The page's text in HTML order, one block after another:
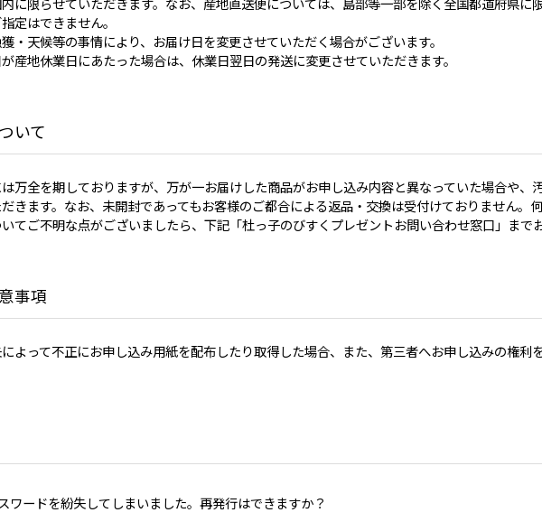
定はできません。
・天候等の事情により、お届け日を変更させていただく場合がございます。
産地休業日にあたった場合は、休業日翌日の発送に変更させていただきます。
いて
万全を期しておりますが、万が一お届けした商品がお申し込み内容と異なっていた場合や
きます。なお、未開封であってもお客様のご都合による返品・交換は受付けておりません。
てご不明な点がございましたら、下記「杜っ子のびすくプレゼントお問い合わせ窓口」まで
事項
よって不正にお申し込み用紙を配布したり取得した場合、また、第三者へお申し込みの権利
ワードを紛失してしまいました。再発行はできますか？